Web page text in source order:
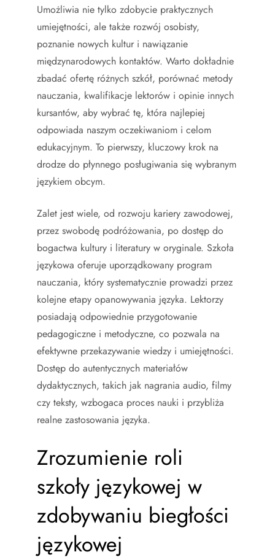
Umożliwia nie tylko zdobycie praktycznych
umiejętności, ale także rozwój osobisty,
poznanie nowych kultur i nawiązanie
międzynarodowych kontaktów. Warto dokładnie
zbadać ofertę różnych szkół, porównać metody
nauczania, kwalifikacje lektorów i opinie innych
kursantów, aby wybrać tę, która najlepiej
odpowiada naszym oczekiwaniom i celom
edukacyjnym. To pierwszy, kluczowy krok na
drodze do płynnego posługiwania się wybranym
językiem obcym.
Zalet jest wiele, od rozwoju kariery zawodowej,
przez swobodę podróżowania, po dostęp do
bogactwa kultury i literatury w oryginale. Szkoła
językowa oferuje uporządkowany program
nauczania, który systematycznie prowadzi przez
kolejne etapy opanowywania języka. Lektorzy
posiadają odpowiednie przygotowanie
pedagogiczne i metodyczne, co pozwala na
efektywne przekazywanie wiedzy i umiejętności.
Dostęp do autentycznych materiałów
dydaktycznych, takich jak nagrania audio, filmy
czy teksty, wzbogaca proces nauki i przybliża
realne zastosowania języka.
Zrozumienie roli
szkoły językowej w
zdobywaniu biegłości
językowej